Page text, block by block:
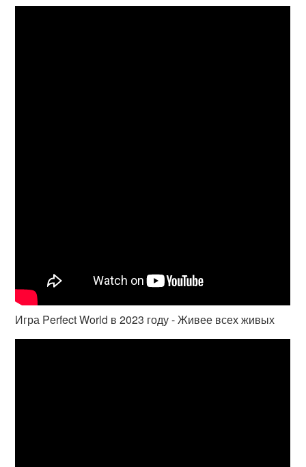
Игра Perfect World в 2023 году - Живее всех живых